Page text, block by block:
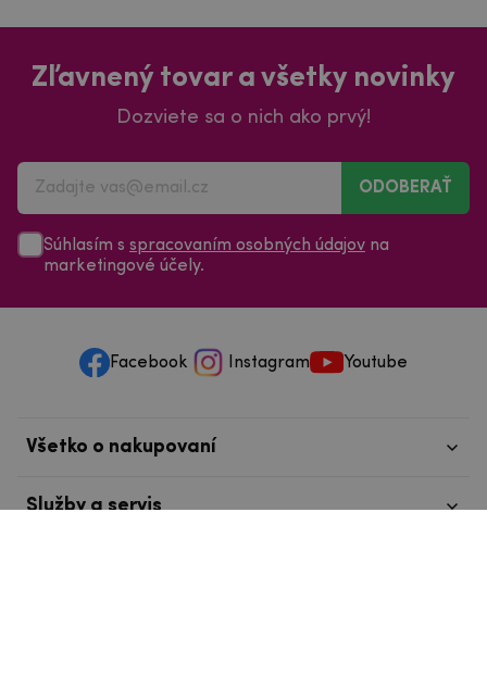
Zľavnený tovar a všetky novinky
Dozviete sa o nich ako prvý!
ODOBERAŤ
Súhlasím s spracovaním osobných údajov na
marketingové účely.
Facebook Instagram Youtube
Všetko o nakupovaní
Služby a servis